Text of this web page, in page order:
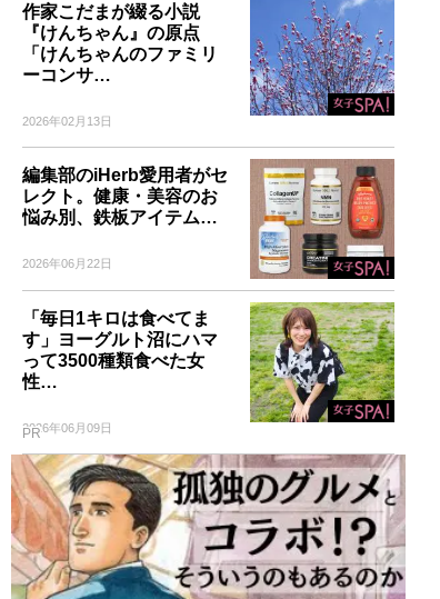
作家こだまが綴る小説
『けんちゃん』の原点
「けんちゃんのファミリ
ーコンサ…
2026年02月13日
編集部のiHerb愛用者がセ
レクト。健康・美容のお
悩み別、鉄板アイテム…
2026年06月22日
「毎日1キロは食べてま
す」ヨーグルト沼にハマ
って3500種類食べた女
性…
2026年06月09日
PR